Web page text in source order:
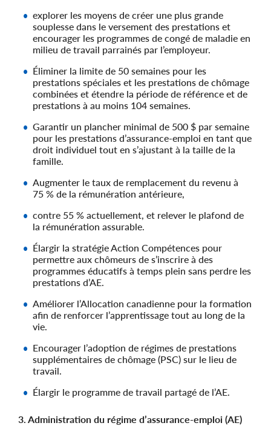
explorer les moyens de créer une plus grande
souplesse dans le versement des prestations et
encourager les programmes de congé de maladie en
milieu de travail parrainés par l’employeur.
Éliminer la limite de 50 semaines pour les
prestations spéciales et les prestations de chômage
combinées et étendre la période de référence et de
prestations à au moins 104 semaines.
Garantir un plancher minimal de 500 $ par semaine
pour les prestations d’assurance-emploi en tant que
droit individuel tout en s’ajustant à la taille de la
famille.
Augmenter le taux de remplacement du revenu à
75 % de la rémunération antérieure,
contre 55 % actuellement, et relever le plafond de
la rémunération assurable.
Élargir la stratégie Action Compétences pour
permettre aux chômeurs de s’inscrire à des
programmes éducatifs à temps plein sans perdre les
prestations d’AE.
Améliorer l’Allocation canadienne pour la formation
afin de renforcer l’apprentissage tout au long de la
vie.
Encourager l’adoption de régimes de prestations
supplémentaires de chômage (PSC) sur le lieu de
travail.
Élargir le programme de travail partagé de l’AE.
3. Administration du régime d’assurance-emploi (AE)